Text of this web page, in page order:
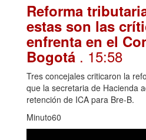
Reforma
estas son las
enfrenta en el
Bogotá . 15:58
Tres concejales criticaron la
que la secretaria de Hacienda
retención de ICA para Bre-B.
Minuto60